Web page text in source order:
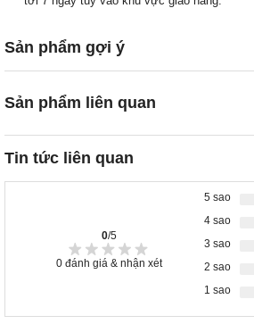
Sản phẩm gợi ý
Sản phẩm liên quan
Tin tức liên quan
0/5
0 đánh giá & nhận xét
5 sao
4 sao
3 sao
2 sao
1 sao